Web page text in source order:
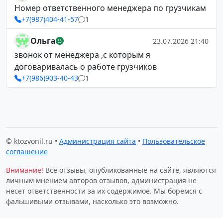
Номер ответственного менеджера по грузчикам
+7(987)404-41-57 1
Ольга 23.07.2026 21:40
звонок от менеджера ,с которым я
договаривалась о работе грузчиков
+7(986)903-40-43 1
© ktozvonil.ru • Администрация сайта • Пользовательское
соглашение
Внимание! Все отзывы, опубликованные на сайте, являются
личным мнением авторов отзывов, администрация не
несет ответственности за их содержимое. Мы боремся с
фальшивыми отзывами, насколько это возможно.